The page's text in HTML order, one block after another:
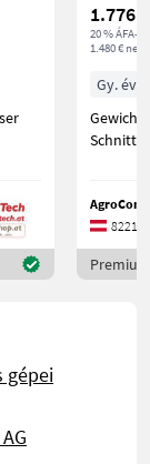
1.776 €
20 % ÁFA-
1.480 €
Gy. év
Gewicht
8221
gépei